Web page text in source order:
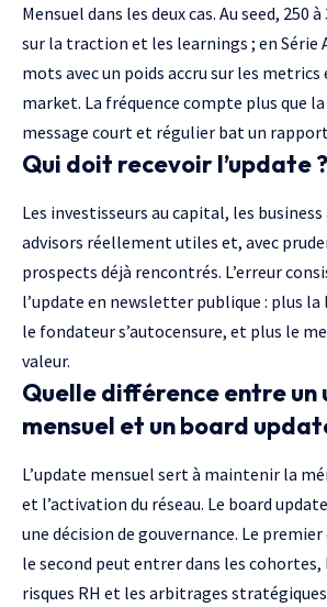
Mensuel dans les deux cas. Au seed, 250
sur la traction et les learnings ; en Série
mots avec un poids accru sur les
market. La fréquence compte plus que
message court et régulier bat un
Qui doit recevoir l’update ?
Les investisseurs au capital, les
advisors réellement utiles et, avec
prospects déjà rencontrés. L’erreur
l’update en newsletter publique : plus
le fondateur s’autocensure, et plus le
valeur.
Quelle différence entre un
mensuel et un board
L’update mensuel sert à maintenir la
et l’activation du réseau. Le board
une décision de gouvernance. Le
le second peut entrer dans les cohortes,
risques RH et les arbitrages